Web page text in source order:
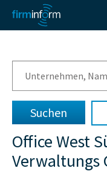
Office West
Verwaltungs